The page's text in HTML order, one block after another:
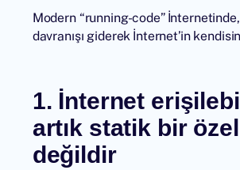
Modern “running-code”
davranışı giderek İnternet’in
1. İnternet
artık statik bir
değildir